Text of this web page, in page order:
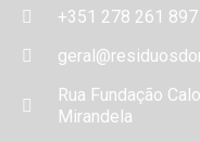
+351 278 261
Rua Fundação
Mirandela